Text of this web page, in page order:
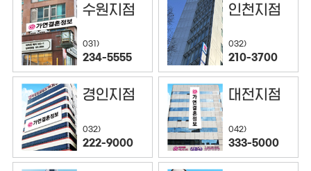
수원지점
031)
234-5555
인천지점
032)
210-3700
경인지점
032)
222-9000
대전지점
042)
333-5000